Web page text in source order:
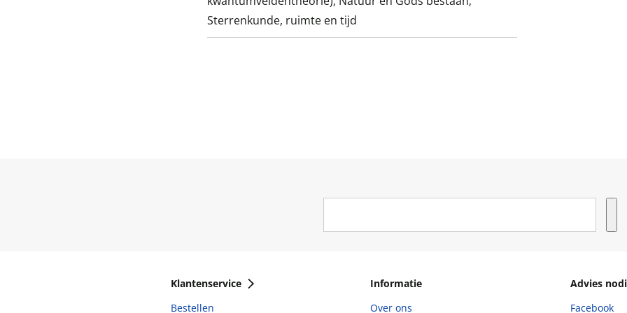
Sterrenkunde, ruimte en tijd
Klantenservice
Bestellen
Informatie
Over ons
Advies
Facebook